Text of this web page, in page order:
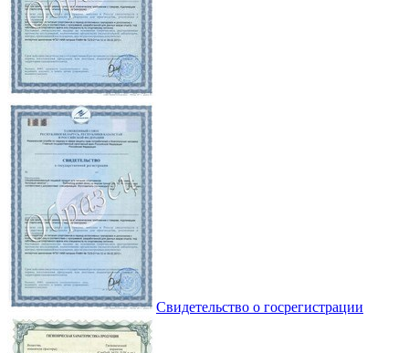
Свидетельство о госрегистрации